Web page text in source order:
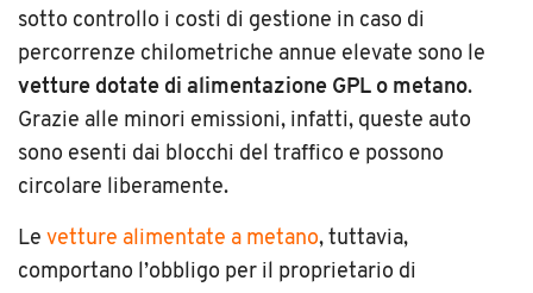
sotto controllo i costi di gestione in caso di
percorrenze chilometriche annue elevate sono le
vetture dotate di alimentazione GPL o metano.
Grazie alle minori emissioni, infatti, queste auto
sono esenti dai blocchi del traffico e possono
circolare liberamente.
Le vetture alimentate a metano, tuttavia,
comportano l’obbligo per il proprietario di